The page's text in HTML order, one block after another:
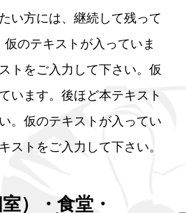
い方には、継続して残って
のテキストが入っていま
トをご入力して下さい。仮
います。後ほど本テキスト
。仮のテキストが入ってい
ストをご入力して下さい。
）・食堂・